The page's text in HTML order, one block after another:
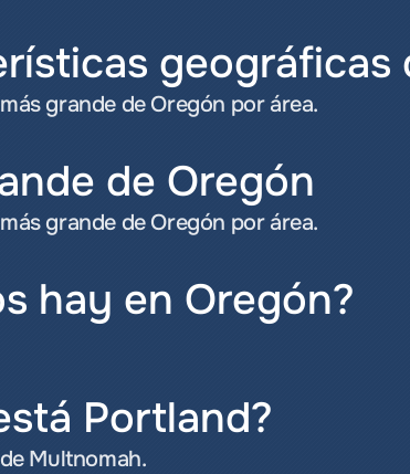
geográficas
grande de Oregón por área.
de Oregón
grande de Oregón por área.
hay en Oregón?
Portland?
Multnomah.